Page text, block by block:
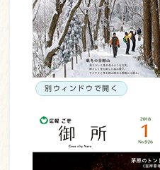
別ウィンドウで開く